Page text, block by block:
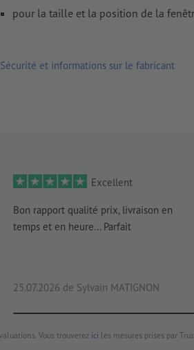
pour la taille et la position de la
Sécurité et informations sur le fabricant
Excellent
Bon rapport qualité prix, livraison en
temps et en heure... Parfait
25.07.2026 de Sylvain MATIGNON
Vous trouverez ici les mesures prises par